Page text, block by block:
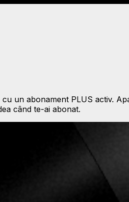
un abonament PLUS activ.
când te-ai abonat.